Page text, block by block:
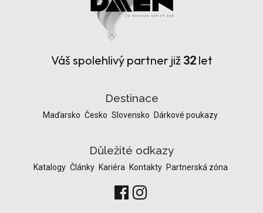
Váš spolehlivý partner již 32let
Destinace
Maďarsko Česko Slovensko Dárkové poukazy
Důležité odkazy
Katalogy Články Kariéra Kontakty Partnerská zóna